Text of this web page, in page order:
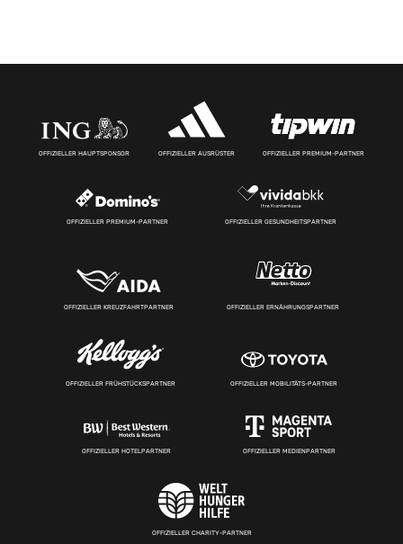
OFFIZIELLER HAUPTSPONSOR OFFIZIELLER AUSRÜSTER OFFIZIELLER PREMIUM-PARTNER
OFFIZIELLER PREMIUM-PARTNER OFFIZIELLER GESUNDHEITSPARTNER
OFFIZIELLER KREUZFAHRTPARTNER OFFIZIELLER ERNÄHRUNGSPARTNER
OFFIZIELLER FRÜHSTÜCKSPARTNER OFFIZIELLER MOBILITÄTS-PARTNER
OFFIZIELLER HOTELPARTNER OFFIZIELLER MEDIENPARTNER
OFFIZIELLER CHARITY-PARTNER